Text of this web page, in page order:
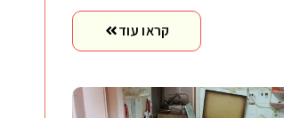
קראו עוד